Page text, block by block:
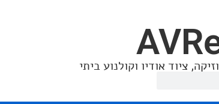
ציוד אודיו וקולנוע ביתי